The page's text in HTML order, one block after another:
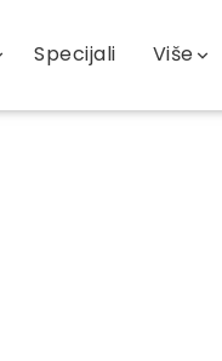
Specijali Više